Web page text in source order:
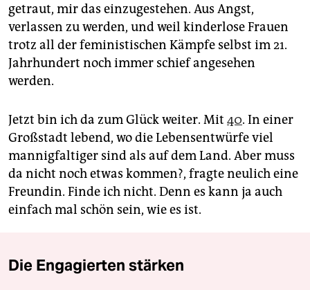
getraut, mir das einzugestehen. Aus Angst,
verlassen zu werden, und weil kinderlose Frauen
trotz all der feministischen Kämpfe selbst im 21.
Jahrhundert noch immer schief angesehen
werden.
Jetzt bin ich da zum Glück weiter. Mit 40. In einer
Großstadt lebend, wo die Lebensentwürfe viel
mannigfaltiger sind als auf dem Land. Aber muss
da nicht noch etwas kommen?, fragte neulich eine
Freundin. Finde ich nicht. Denn es kann ja auch
einfach mal schön sein, wie es ist.
Die Engagierten stärken